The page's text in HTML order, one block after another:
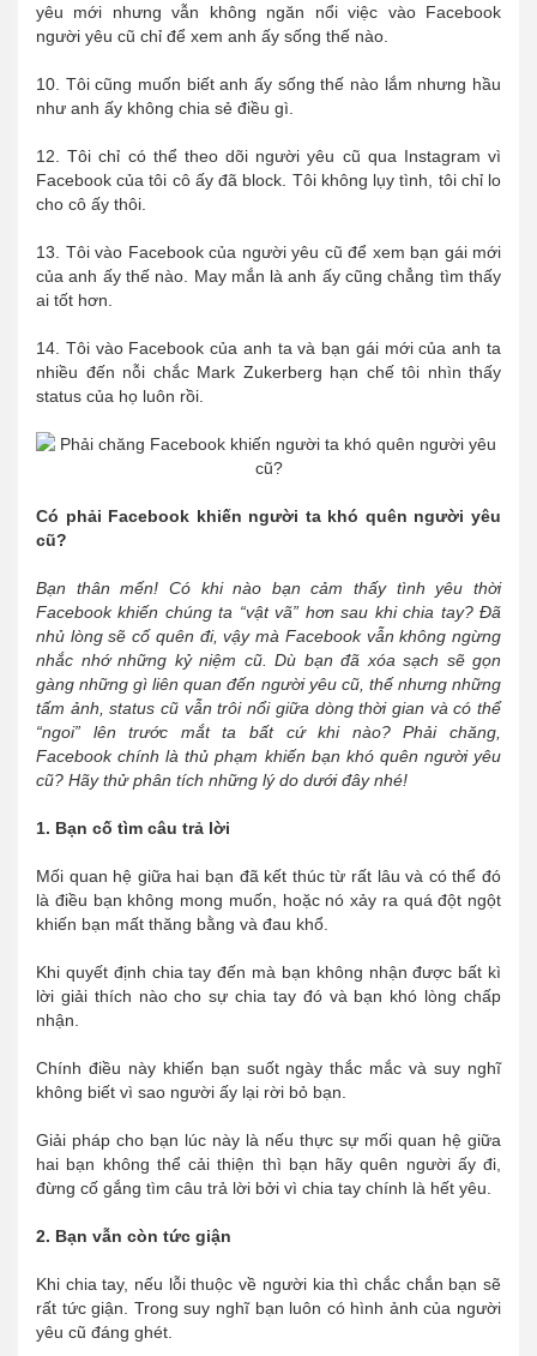
yêu mới nhưng vẫn không ngăn nổi việc vào Facebook
người yêu cũ chỉ để xem anh ấy sống thế nào.
10. Tôi cũng muốn biết anh ấy sống thế nào lắm nhưng hầu
như anh ấy không chia sẻ điều gì.
12. Tôi chỉ có thể theo dõi người yêu cũ qua Instagram vì
Facebook của tôi cô ấy đã block. Tôi không lụy tình, tôi chỉ lo
cho cô ấy thôi.
13. Tôi vào Facebook của người yêu cũ để xem bạn gái mới
của anh ấy thế nào. May mắn là anh ấy cũng chẳng tìm thấy
ai tốt hơn.
14. Tôi vào Facebook của anh ta và bạn gái mới của anh ta
nhiều đến nỗi chắc Mark Zukerberg hạn chế tôi nhìn thấy
status của họ luôn rồi.
Có phải Facebook khiến người ta khó quên người yêu
cũ?
Bạn thân mến! Có khi nào bạn cảm thấy tình yêu thời
Facebook khiến chúng ta “vật vã” hơn sau khi chia tay? Đã
nhủ lòng sẽ cố quên đi, vậy mà Facebook vẫn không ngừng
nhắc nhớ những kỷ niệm cũ. Dù bạn đã xóa sạch sẽ gọn
gàng những gì liên quan đến người yêu cũ, thế nhưng những
tấm ảnh, status cũ vẫn trôi nổi giữa dòng thời gian và có thể
“ngoi” lên trước mắt ta bất cứ khi nào? Phải chăng,
Facebook chính là thủ phạm khiến bạn khó quên người yêu
cũ? Hãy thử phân tích những lý do dưới đây nhé!
1. Bạn cố tìm câu trả lời
Mối quan hệ giữa hai bạn đã kết thúc từ rất lâu và có thể đó
là điều bạn không mong muốn, hoặc nó xảy ra quá đột ngột
khiến bạn mất thăng bằng và đau khổ.
Khi quyết định chia tay đến mà bạn không nhận được bất kì
lời giải thích nào cho sự chia tay đó và bạn khó lòng chấp
nhận.
Chính điều này khiến bạn suốt ngày thắc mắc và suy nghĩ
không biết vì sao người ấy lại rời bỏ bạn.
Giải pháp cho bạn lúc này là nếu thực sự mối quan hệ giữa
hai bạn không thể cải thiện thì bạn hãy quên người ấy đi,
đừng cố gắng tìm câu trả lời bởi vì chia tay chính là hết yêu.
2. Bạn vẫn còn tức giận
Khi chia tay, nếu lỗi thuộc về người kia thì chắc chắn bạn sẽ
rất tức giận. Trong suy nghĩ bạn luôn có hình ảnh của người
yêu cũ đáng ghét.